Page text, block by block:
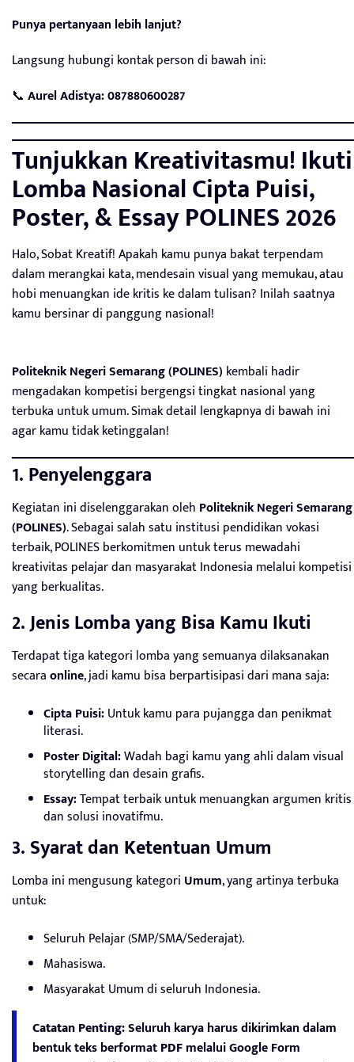
Punya pertanyaan lebih lanjut?
Langsung hubungi kontak person di bawah ini:
📞 Aurel Adistya: 087880600287
Tunjukkan Kreativitasmu! Ikuti
Lomba Nasional Cipta Puisi,
Poster, & Essay POLINES 2026
Halo, Sobat Kreatif! Apakah kamu punya bakat terpendam
dalam merangkai kata, mendesain visual yang memukau, atau
hobi menuangkan ide kritis ke dalam tulisan? Inilah saatnya
kamu bersinar di panggung nasional!
Politeknik Negeri Semarang (POLINES) kembali hadir
mengadakan kompetisi bergengsi tingkat nasional yang
terbuka untuk umum. Simak detail lengkapnya di bawah ini
agar kamu tidak ketinggalan!
1. Penyelenggara
Kegiatan ini diselenggarakan oleh Politeknik Negeri Semarang
(POLINES). Sebagai salah satu institusi pendidikan vokasi
terbaik, POLINES berkomitmen untuk terus mewadahi
kreativitas pelajar dan masyarakat Indonesia melalui kompetisi
yang berkualitas.
2. Jenis Lomba yang Bisa Kamu Ikuti
Terdapat tiga kategori lomba yang semuanya dilaksanakan
secaraonline, jadi kamu bisa berpartisipasi dari mana saja:
Cipta Puisi:Untuk kamu para pujangga dan penikmat
literasi.
Poster Digital:Wadah bagi kamu yang ahli dalam visual
storytelling dan desain grafis.
Essay:Tempat terbaik untuk menuangkan argumen kritis
dan solusi inovatifmu.
3. Syarat dan Ketentuan Umum
Lomba ini mengusung kategori Umum, yang artinya terbuka
untuk:
Seluruh Pelajar (SMP/SMA/Sederajat).
Mahasiswa.
Masyarakat Umum di seluruh Indonesia.
Catatan Penting:Seluruh karya harus dikirimkan dalam
bentuk teks berformatPDFmelalui Google Form